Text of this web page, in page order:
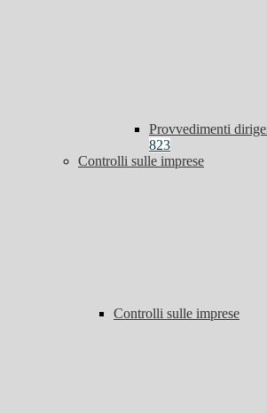
Provvedimenti
823
Controlli sulle imprese
Controlli sulle imprese